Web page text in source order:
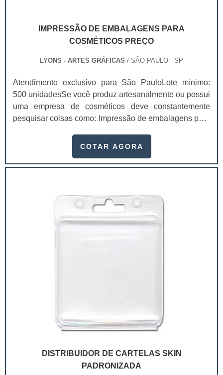
IMPRESSÃO DE EMBALAGENS PARA
COSMÉTICOS PREÇO
LYONS - ARTES GRÁFICAS / SÃO PAULO - SP
Atendimento exclusivo para São PauloLote mínimo:
500 unidadesSe você produz artesanalmente ou possui
uma empresa de cosméticos deve constantemente
pesquisar coisas como: Impressão de embalagens para
um investimento necessário para quem está no
extremamente competitivo, assim, as embalagens
COTAR AGORA
DISTRIBUIDOR DE CARTELAS SKIN
PADRONIZADA